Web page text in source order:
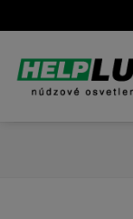
to
content